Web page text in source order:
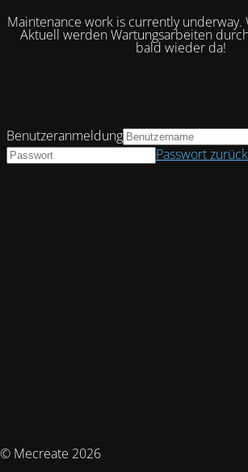
Maintenance work is currently underway.
Aktuell werden Wartungsarbeiten
bald wieder da!
© Mecreate 2026
Benutzeranmeldung
Passwort